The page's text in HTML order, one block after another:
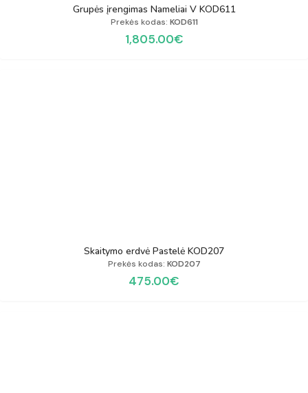
Grupės įrengimas Nameliai V KOD611
Prekės kodas: KOD611
1,805.00€
Skaitymo erdvė Pastelė KOD207
Prekės kodas: KOD207
475.00€